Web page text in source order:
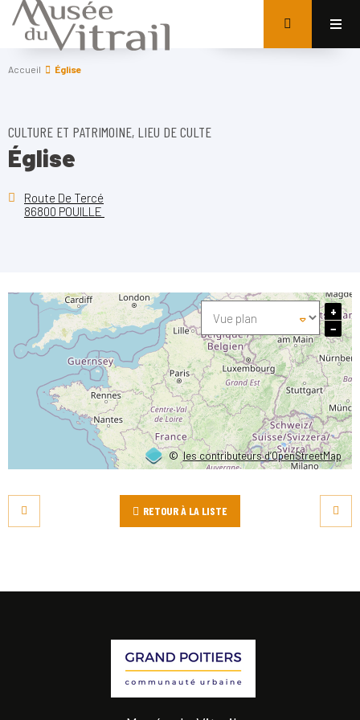
Accueil Église
CULTURE ET PATRIMOINE, LIEU DE CULTE
Église
Route De Tercé
86800 POUILLE
©les contributeurs d’OpenStreetMap
+
−
RETOUR À LA LISTE